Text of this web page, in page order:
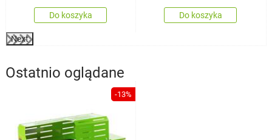
Do koszyka Do koszyka
Next
Ostatnio oglądane
-13%